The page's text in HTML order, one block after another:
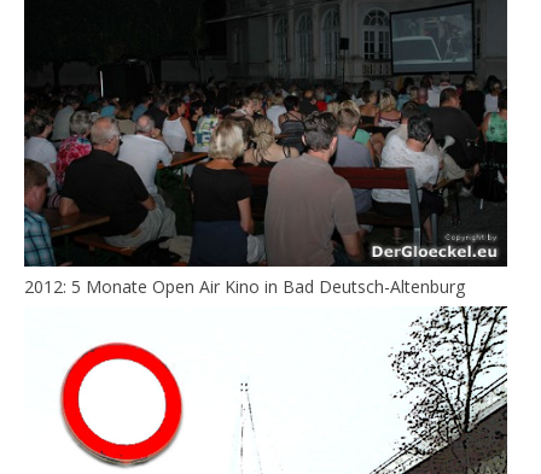
2012: 5 Monate Open Air Kino in Bad Deutsch-Altenburg